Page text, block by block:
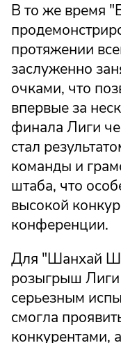
В то же время
протяжении
заслуженно
очками, что
впервые за
финала Лиги
стал
команды и
штаба, что
высокой
конференции.
Для "Шанхай
розыгрыш Лиги
серьезным
смогла
конкурентами,